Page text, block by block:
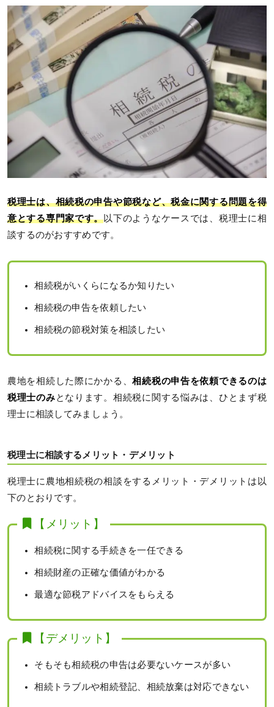
税理士は、相続税の申告や節税など、税金に関する問題を得
意とする専門家です。以下のようなケースでは、税理士に相
談するのがおすすめです。
相続税がいくらになるか知りたい
相続税の申告を依頼したい
相続税の節税対策を相談したい
農地を相続した際にかかる、相続税の申告を依頼できるのは
税理士のみとなります。相続税に関する悩みは、ひとまず税
理士に相談してみましょう。
税理士に相談するメリット・デメリット
税理士に農地相続税の相談をするメリット・デメリットは以
下のとおりです。
【メリット】
相続税に関する手続きを一任できる
相続財産の正確な価値がわかる
最適な節税アドバイスをもらえる
【デメリット】
そもそも相続税の申告は必要ないケースが多い
相続トラブルや相続登記、相続放棄は対応できない